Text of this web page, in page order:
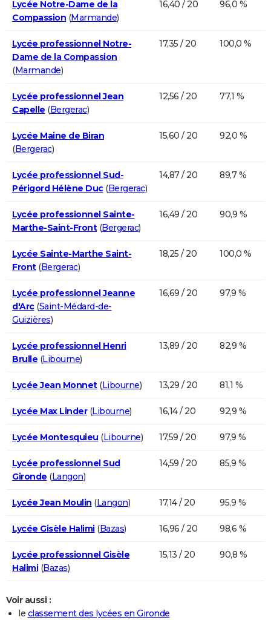
Lycée Notre-Dame de la
Compassion (Marmande)
16,40 / 20 96,0 %
Lycée professionnel Notre-
Dame de la Compassion
(Marmande)
17,35 / 20 100,0 %
Lycée professionnel Jean
Capelle (Bergerac)
12,56 / 20 77,1 %
Lycée Maine de Biran
(Bergerac)
15,60 / 20 92,0 %
Lycée professionnel Sud-
Périgord Hélène Duc(Bergerac)
14,87 / 20 89,7 %
Lycée professionnel Sainte-
Marthe-Saint-Front(Bergerac)
16,49 / 20 90,9 %
Lycée Sainte-Marthe Saint-
Front(Bergerac)
18,25 / 20 100,0 %
Lycée professionnel Jeanne
d'Arc(Saint-Médard-de-
Guizières)
16,69 / 20 97,9 %
Lycée professionnel Henri
Brulle (Libourne)
13,89 / 20 82,9 %
Lycée Jean Monnet(Libourne) 13,29 / 20 81,1 %
Lycée Max Linder(Libourne) 16,14 / 20 92,9 %
Lycée Montesquieu (Libourne) 17,59 / 20 97,9 %
Lycée professionnel Sud
Gironde (Langon)
14,59 / 20 85,9 %
Lycée Jean Moulin (Langon) 17,14 / 20 95,9 %
Lycée Gisèle Halimi(Bazas) 16,96 / 20 98,6 %
Lycée professionnel Gisèle
Halimi(Bazas)
15,13 / 20 90,8 %
Voir aussi :
le classement des lycées en Gironde